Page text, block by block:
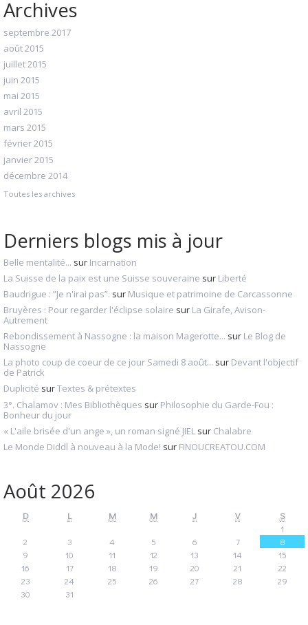
Archives
septembre 2017
août 2015
juillet 2015
juin 2015
mai 2015
avril 2015
mars 2015
février 2015
janvier 2015
décembre 2014
Toutes les archives
Derniers blogs mis à jour
Belle mentalité... sur Incarnation
La Suisse de la paix est une Suisse souveraine sur Liberté
Baudrigue : ”Je n'irai pas”. sur Musique et patrimoine de Carcassonne
Bruyères : Pour regarder l'éclipse solaire sur La Girafe, Avison-
Autrement
Rebondissement à Nassogne : la maison Magerotte... sur Le Blog de
Nassogne
La photo coup de coeur de ce jour Samedi 8 août... sur Devant l'objectif
de Patrick
Duplicité surTextes & prétextes
3°. Chalamov : Mes Bibliothèques sur Philosophie du Garde-Fou :
Bonheur du jour
« L'aile brisée d'un ange », un roman signé JIEL sur Chalabre
Le Monde Diddl à nouveau à la Mode! sur FINOUCREATOU.COM
Août 2026
D L M M J V
S
1
2
3 4 5 6 7
8
9
10 11 12 13 14
15
16
17 18 19 20 21
22
23
24 25 26 27 28
29
30
31